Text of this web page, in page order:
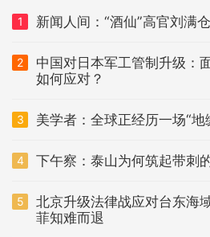
1 新闻人间：“酒仙”高官刘满
2
中国对日本军工管制升级：
如何应对？
3 美学者：全球正经历一场“地
4 下午察：泰山为何筑起带刺
5
北京升级法律战应对台东海
菲知难而退